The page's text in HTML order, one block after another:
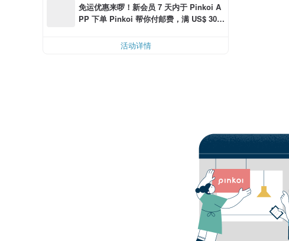
免运优惠来啰！新会员 7 天内于 Pinkoi A
PP 下单 Pinkoi 帮你付邮费，满 US$ 30.0
活动详情